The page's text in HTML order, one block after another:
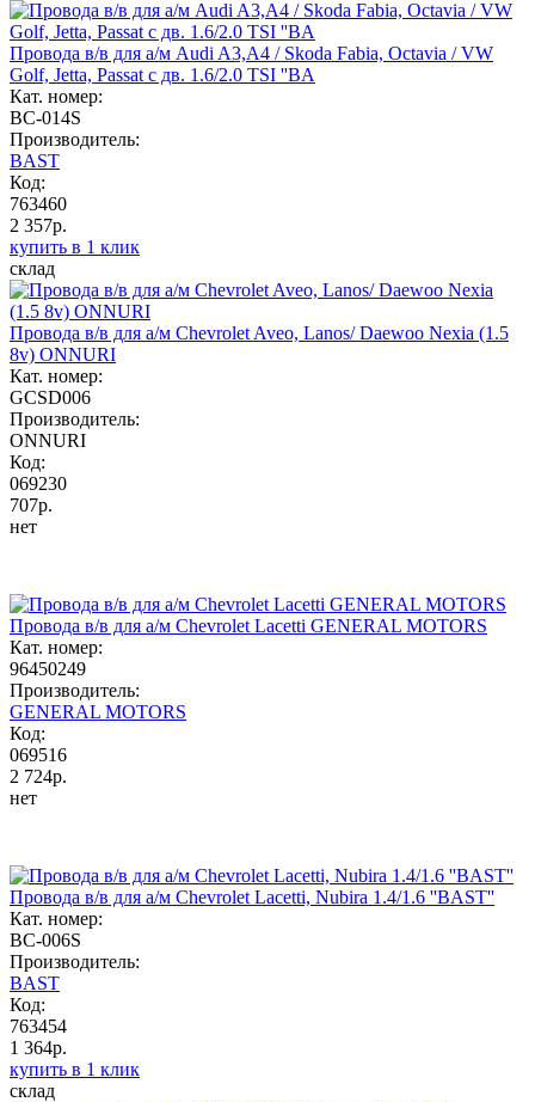
Провода в/в для а/м Audi A3,A4 / Skoda Fabia, Octavia / VW
Golf, Jetta, Passat с дв. 1.6/2.0 TSI ''BA
Кат. номер:
BC-014S
Производитель:
BAST
Код:
763460
2 357р.
купить в 1 клик
склад
Провода в/в для а/м Chevrolet Aveo, Lanos/ Daewoo Nexia (1.5
8v) ONNURI
Кат. номер:
GCSD006
Производитель:
ONNURI
Код:
069230
707р.
нет
Провода в/в для а/м Chevrolet Lacetti GENERAL MOTORS
Кат. номер:
96450249
Производитель:
GENERAL MOTORS
Код:
069516
2 724р.
нет
Провода в/в для а/м Chevrolet Lacetti, Nubira 1.4/1.6 ''BAST''
Кат. номер:
BC-006S
Производитель:
BAST
Код:
763454
1 364р.
купить в 1 клик
склад